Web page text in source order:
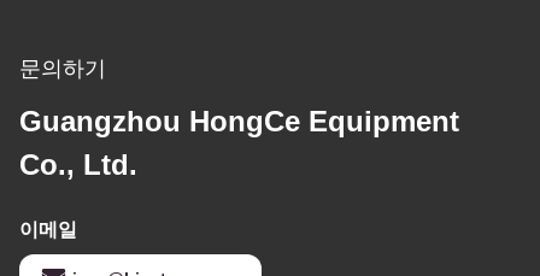
문의하기
Guangzhou HongCe Equipment
Co., Ltd.
이메일